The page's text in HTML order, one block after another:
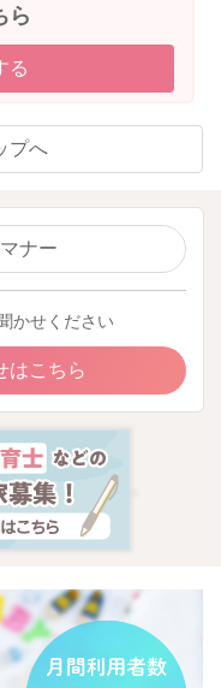
ら
る
プへ
ナー
かせください
はこちら